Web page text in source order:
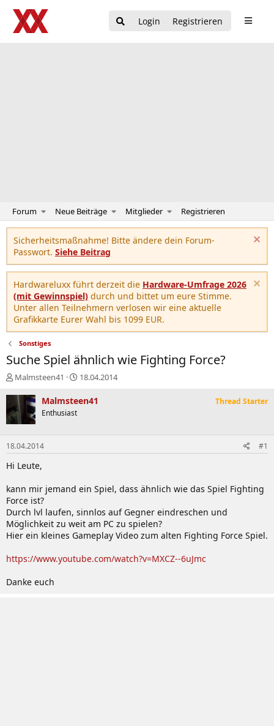
Login Registrieren
Forum Neue Beiträge Mitglieder Registrieren
Sicherheitsmaßnahme! Bitte ändere dein Forum-
Passwort. Siehe Beitrag
Hardwareluxx führt derzeit die Hardware-Umfrage 2026
(mit Gewinnspiel) durch und bittet um eure Stimme.
Unter allen Teilnehmern verlosen wir eine aktuelle
Grafikkarte Eurer Wahl bis 1099 EUR.
Sonstiges
Suche Spiel ähnlich wie Fighting Force?
E
s
t
e
e
Malmsteen41
E
s
t
18.04.2014
Malmsteen41
Enthusiast
Thread Starter
18.04.2014 #1
Hi Leute,
kann mir jemand ein Spiel, dass ähnlich wie das Spiel Fighting
Force ist?
Durch lvl laufen, sinnlos auf Gegner eindreschen und
Möglichkeit zu weit am PC zu spielen?
Hier ein kleines Gameplay Video zum alten Fighting Force Spiel.
https://www.youtube.com/watch?v=MXCZ--6uJmc
Danke euch